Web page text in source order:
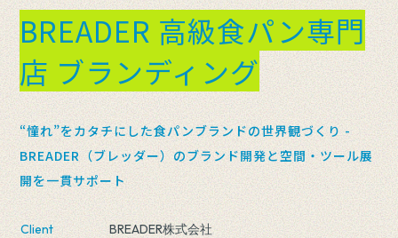
BREADER 高級食パン専門
店 ブランディング
“憧れ”をカタチにした食パンブランドの世界観づくり -
BREADER（ブレッダー）のブランド開発と空間・ツール展
開を一貫サポート
Client
BREADER株式会社